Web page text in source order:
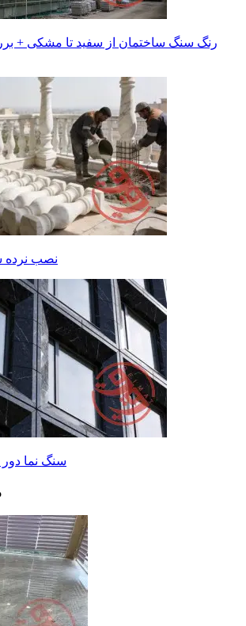
رنگ سنگ ساختمان از سفید تا مشکی +
نصب نرده
سنگ نما دور